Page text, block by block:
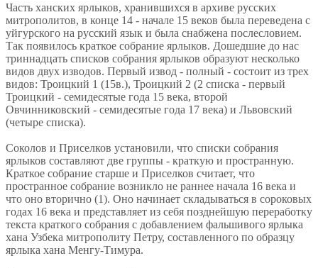
Часть ханских ярлыков, хранившихся в архиве русских
митрополитов, в конце 14 - начале 15 веков была переведена с
уйгурского на русский язык и была снабжена послесловием.
Так появилось краткое собрание ярлыков. Дошедшие до нас
триннадцать списков собрания ярлыков образуют несколько
видов двух изводов. Первый извод - полный - состоит из трех
видов: Троицкий 1 (15в.), Троицкий 2 (2 списка - первый
Троицкий - семидесятые года 15 века, второй
Овчинниковский - семидесятые года 17 века) и Львовский
(четыре списка).
Соколов и Приселков установили, что списки собрания
ярлыков составляют две группы - краткую и пространную.
Краткое собрание старше и Приселков считает, что
пространное собрание возникло не раннее начала 16 века и
что оно вторично (1). Оно начинает складываться в сороковых
годах 16 века и представляет из себя позднейшую переработку
текста краткого собрания с добавлением фальшивого ярлыка
хана Узбека митрополиту Петру, составленного по образцу
ярлыка хана Менгу-Тимура.